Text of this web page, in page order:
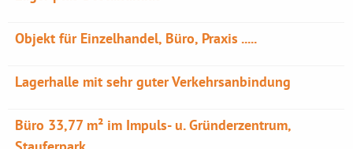
Objekt für Einzelhandel, Büro, Praxis .....
Lagerhalle mit sehr guter Verkehrsanbindung
Büro 33,77 m² im Impuls- u. Gründerzentrum,